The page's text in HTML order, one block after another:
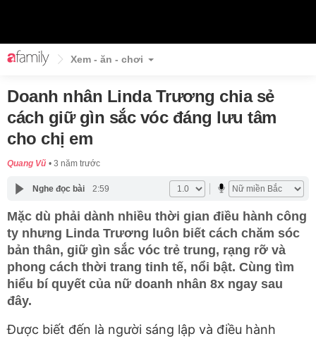
Xem - ăn - chơi
Doanh nhân Linda Trương chia sẻ
cách giữ gìn sắc vóc đáng lưu tâm
cho chị em
Quang Vũ 3 năm trước
Nghe đọc bài 2:59
Mặc dù phải dành nhiều thời gian điều hành công
ty nhưng Linda Trương luôn biết cách chăm sóc
bản thân, giữ gìn sắc vóc trẻ trung, rạng rỡ và
phong cách thời trang tinh tế, nổi bật. Cùng tìm
hiểu bí quyết của nữ doanh nhân 8x ngay sau
đây.
Được biết đến là người sáng lập và điều hành